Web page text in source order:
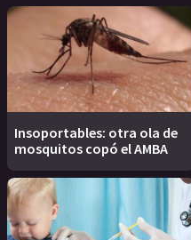
Insoportables: otra ola de
mosquitos copó el AMBA